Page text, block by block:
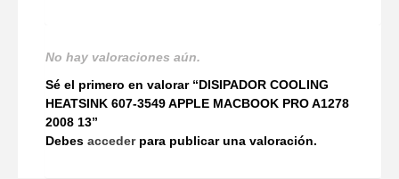
No hay valoraciones aún.
Sé el primero en valorar “DISIPADOR COOLING
HEATSINK 607-3549 APPLE MACBOOK PRO A1278
2008 13”
Debes accederpara publicar una valoración.